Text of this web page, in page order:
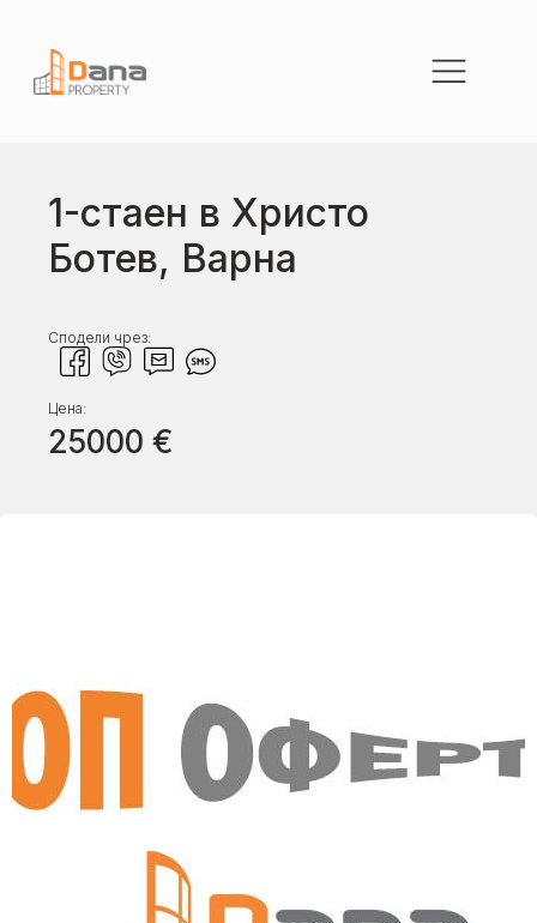
1-стаен в Христо
Ботев, Варна
Сподели чрез:
Цена:
25000 €